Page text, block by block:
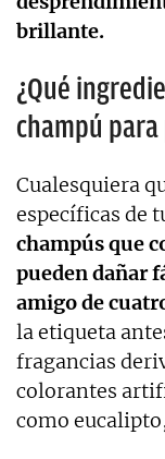
brillante.
¿Qué
champú
Cualesquiera
específicas de
champús que
pueden dañar
amigo de
la etiqueta
fragancias
colorantes
como